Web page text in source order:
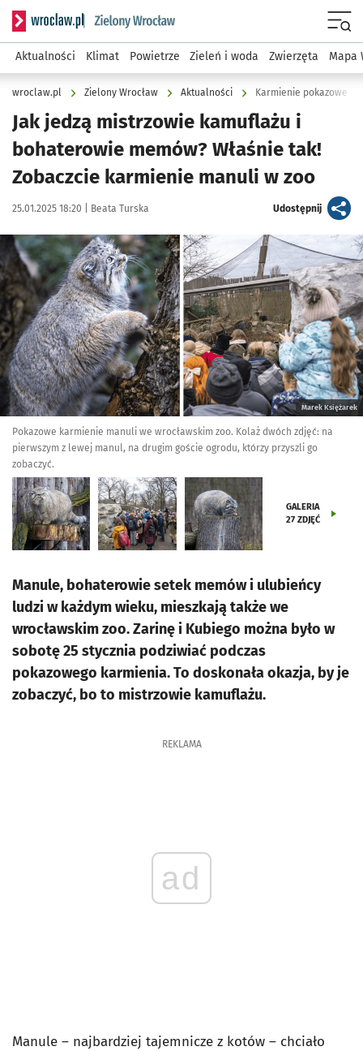
Serwis informacyjny wroclaw.pl podserwis: Środowisko we
Aktualności Klimat Powietrze Zieleń i woda Zwierzęta Mapa
wroclaw.pl Zielony Wrocław Aktualności Karmienie pokazowe
Jak jedzą mistrzowie kamuflażu i
bohaterowie memów? Właśnie tak!
Zobaczcie karmienie manuli w zoo
Data publikacji:
25.01.2025 18:20 | Autor:
Beata Turska Udostępnijartykuł
Kliknij, aby zobaczyć galerię
Marek Księżarek
Pokazowe karmienie manuli we wrocławskim zoo. Kolaż dwóch zdjęć: na
pierwszym z lewej manul, na drugim goście ogrodu, którzy przyszli go
zobaczyć.
GALERIA
27 ZDJĘĆ
Manule, bohaterowie setek memów i ulubieńcy
ludzi w każdym wieku, mieszkają także we
wrocławskim zoo. Zarinę i Kubiego można było w
sobotę 25 stycznia podziwiać podczas
pokazowego karmienia. To doskonała okazja, by je
zobaczyć, bo to mistrzowie kamuflażu.
REKLAMA
ad
Manule – najbardziej tajemnicze z kotów – chciało